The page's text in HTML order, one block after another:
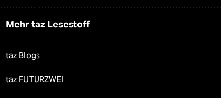
Mehr taz Lesestoff
taz Blogs
taz FUTURZWEI